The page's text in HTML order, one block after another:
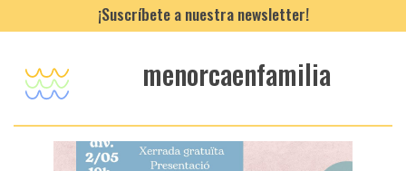
¡Suscríbete a nuestra newsletter!
menorcaenfamilia